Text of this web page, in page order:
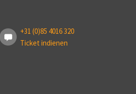
+31 (0)85 4016 320
Ticket indienen